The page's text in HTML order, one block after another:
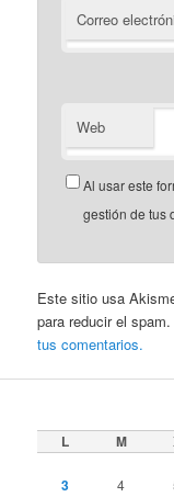
Correo
Web
Al usar este
gestión de tus
Este sitio usa
para reducir el
tus comentarios.
L M
3 4